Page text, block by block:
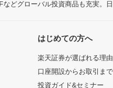
どグローバル投資商品も充実。
はじめての方へ
楽天証券が選ばれる理由
口座開設からお取引ま
投資ガイド&セミナー